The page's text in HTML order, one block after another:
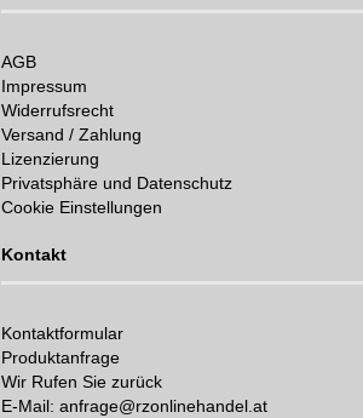
AGB
Impressum
Widerrufsrecht
Versand / Zahlung
Lizenzierung
Privatsphäre und Datenschutz
Cookie Einstellungen
Kontakt
Kontaktformular
Produktanfrage
Wir Rufen Sie zurück
E-Mail: anfrage@rzonlinehandel.at